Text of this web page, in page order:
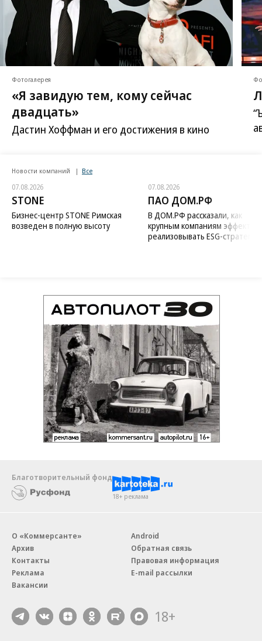
Фотогалерея
«Я завидую тем, кому сейчас
двадцать»
Дастин Хоффман и его достижения в кино
Новости компаний Все
07.08.2026
STONE
Бизнес-центр STONE Римская
возведен в полную высоту
07.08.2026
ПАО ДОМ.РФ
В ДОМ.РФ рассказали, как
крупным компаниям
реализовывать ESG-стратегию
Благотворительный фонд
18+ реклама
О «Коммерсанте»
Архив
Контакты
Реклама
Вакансии
Android
Обратная связь
Правовая информация
E-mail рассылки
18+